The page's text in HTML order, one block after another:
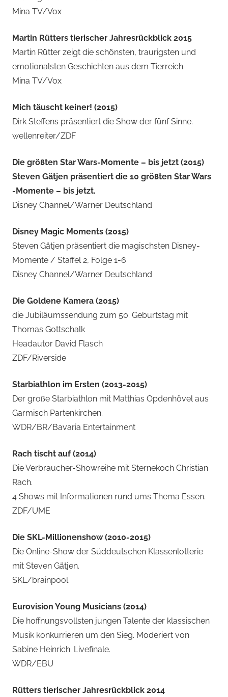
Mina TV/Vox
Martin Rütters tierischer Jahresrückblick 2015
Martin Rütter zeigt die schönsten, traurigsten und
emotionalsten Geschichten aus dem Tierreich.
Mina TV/Vox
Mich täuscht keiner! (2015)
Dirk Steffens präsentiert die Show der fünf Sinne.
wellenreiter/ZDF
Die größten Star Wars-Momente – bis jetzt (2015)
Steven Gätjen präsentiert die 10 größten Star Wars
-Momente – bis jetzt.
Disney Channel/Warner Deutschland
Disney Magic Moments (2015)
Steven Gätjen präsentiert die magischsten Disney-
Momente / Staffel 2, Folge 1-6
Disney Channel/Warner Deutschland
Die Goldene Kamera (2015)
die Jubiläumssendung zum 50. Geburtstag mit
Thomas Gottschalk
Headautor David Flasch
ZDF/Riverside
Starbiathlon im Ersten (2013-2015)
Der große Starbiathlon mit Matthias Opdenhövel aus
Garmisch Partenkirchen.
WDR/BR/Bavaria Entertainment
Rach tischt auf (2014)
Die Verbraucher-Showreihe mit Sternekoch Christian
Rach.
4 Shows mit Informationen rund ums Thema Essen.
ZDF/UME
Die SKL-Millionenshow (2010-2015)
Die Online-Show der Süddeutschen Klassenlotterie
mit Steven Gätjen.
SKL/brainpool
Eurovision Young Musicians (2014)
Die hoffnungsvollsten jungen Talente der klassischen
Musik konkurrieren um den Sieg. Moderiert von
Sabine Heinrich. Livefinale.
WDR/EBU
Rütters tierischer Jahresrückblick 2014